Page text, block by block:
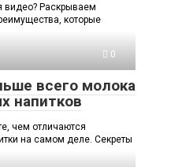
Раскрываем
которые
0
всего молока
напитков
чем отличаются
на самом деле. Секреты